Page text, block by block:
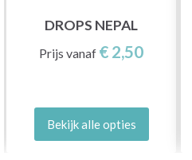
DROPS NEPAL
Prijs vanaf € 2,50
Bekijk alle opties